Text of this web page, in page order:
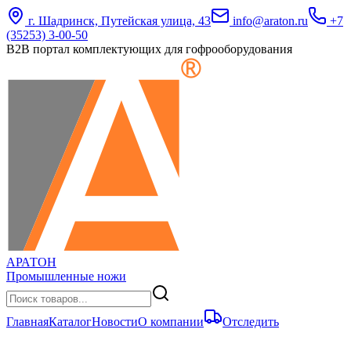
г. Шадринск, Путейская улица, 43 info@araton.ru
+7
(35253) 3-00-50
B2B портал комплектующих для гофрооборудования
АРАТОН
Промышленные ножи
ГлавнаяКаталогНовостиО компании Отследить